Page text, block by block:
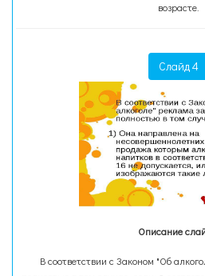
возрасте.
Слайд 4
Описание
В соответствии с Законом "Об